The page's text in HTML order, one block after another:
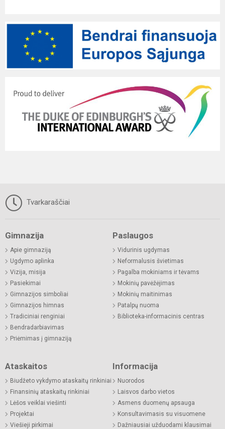
Tvarkaraščiai
Gimnazija
Apie gimnaziją
Ugdymo aplinka
Vizija, misija
Pasiekimai
Gimnazijos simboliai
Gimnazijos himnas
Tradiciniai renginiai
Bendradarbiavimas
Priėmimas į gimnaziją
Paslaugos
Vidurinis ugdymas
Neformalusis švietimas
Pagalba mokiniams ir tėvams
Mokinių pavėžėjimas
Mokinių maitinimas
Patalpų nuoma
Biblioteka-informacinis centras
Ataskaitos
Biudžeto vykdymo ataskaitų rinkiniai
Finansinių ataskaitų rinkiniai
Lėšos veiklai viešinti
Projektai
Viešieji pirkimai
Informacija
Nuorodos
Laisvos darbo vietos
Asmens duomenų apsauga
Konsultavimasis su visuomene
Dažniausiai užduodami klausimai